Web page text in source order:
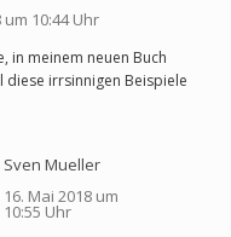
um 10:44 Uhr
in meinem neuen Buch
diese irrsinnigen Beispiele
Sven Mueller
16. Mai 2018 um
10:55 Uhr